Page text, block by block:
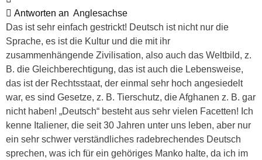
Antworten an Anglesachse
Das ist sehr einfach gestrickt! Deutsch ist nicht nur die
Sprache, es ist die Kultur und die mit ihr
zusammenhängende Zivilisation, also auch das Weltbild, z.
B. die Gleichberechtigung, das ist auch die Lebensweise,
das ist der Rechtsstaat, der einmal sehr hoch angesiedelt
war, es sind Gesetze, z. B. Tierschutz, die Afghanen z. B. gar
nicht haben! „Deutsch“ besteht aus sehr vielen Facetten! Ich
kenne Italiener, die seit 30 Jahren unter uns leben, aber nur
ein sehr schwer verständliches radebrechendes Deutsch
sprechen, was ich für ein gehöriges Manko halte, da ich im